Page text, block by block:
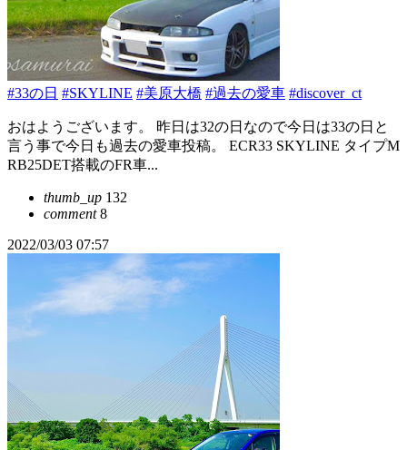
#33の日 #SKYLINE #美原大橋 #過去の愛車 #discover_ct
おはようございます。 昨日は32の日なので今日は33の日と
言う事で今日も過去の愛車投稿。 ECR33 SKYLINE タイプM
RB25DET搭載のFR車...
thumb_up 132
comment8
2022/03/03 07:57